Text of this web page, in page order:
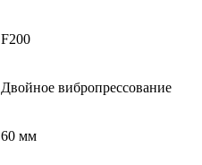
F200
Двойное вибропрессование
60 мм